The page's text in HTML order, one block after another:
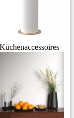
Küchenaccessoires